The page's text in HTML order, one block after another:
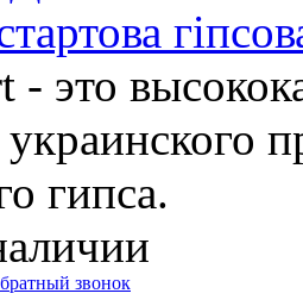
это
гипса.
звонок